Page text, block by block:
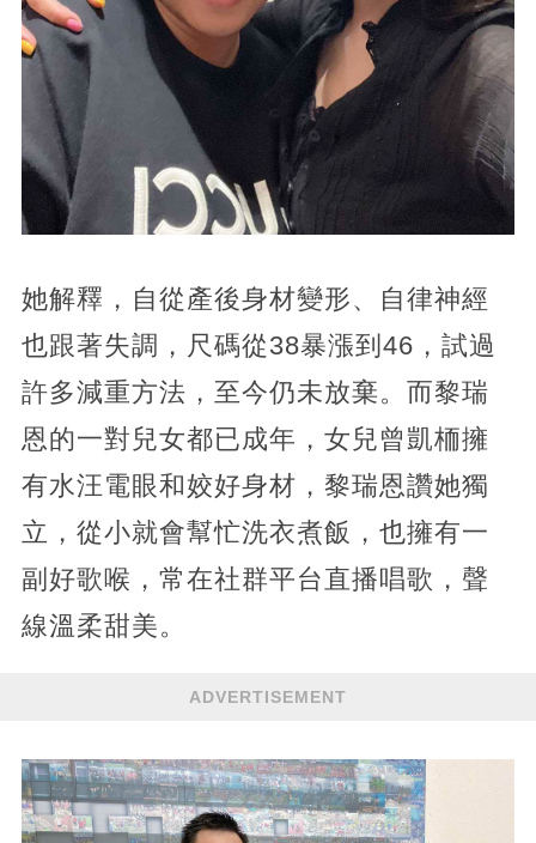
她解釋，自從產後身材變形、自律神經
也跟著失調，尺碼從38暴漲到46，試過
許多減重方法，至今仍未放棄。而黎瑞
恩的一對兒女都已成年，女兒曾凱栭擁
有水汪電眼和姣好身材，黎瑞恩讚她獨
立，從小就會幫忙洗衣煮飯，也擁有一
副好歌喉，常在社群平台直播唱歌，聲
線溫柔甜美。
ADVERTISEMENT